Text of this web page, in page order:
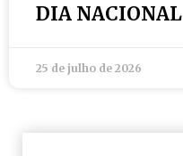
DIA
25 de julho de 2026